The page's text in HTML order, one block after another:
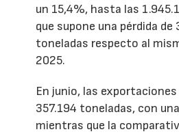
un 15,4%, hasta las
que supone una pérdida de
toneladas respecto al
2025.
En junio, las
357.194 toneladas, con
mientras que la